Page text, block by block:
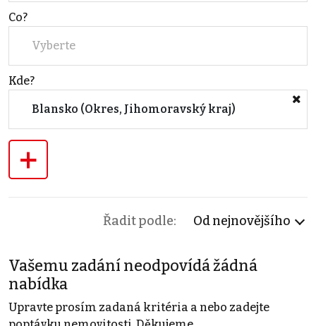
Co?
Vyberte
Kde?
Blansko (Okres, Jihomoravský kraj)
+
Řadit podle: Od nejnovějšího
Vašemu zadání neodpovídá žádná
nabídka
Upravte prosím zadaná kritéria a nebo zadejte